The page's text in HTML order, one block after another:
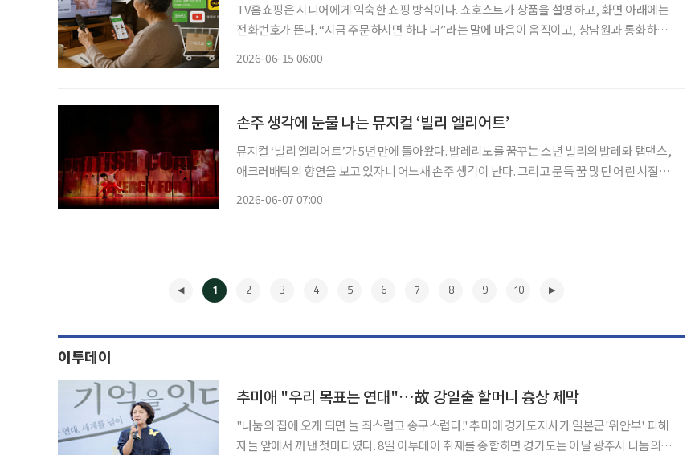
TV홈쇼핑은 시니어에게 익숙한 쇼핑 방식이다. 쇼호스트가 상품을 설명하고, 화면 아래에는
전화번호가 뜬다. “지금 주문하시면 하나 더”라는 말에 마음이 움직이고, 상담원과 통화하며
2026-06-15 06:00
손주 생각에 눈물 나는 뮤지컬 ‘빌리 엘리어트’
뮤지컬 ‘빌리 엘리어트’가 5년 만에 돌아왔다. 발레리노를 꿈꾸는 소년 빌리의 발레와 탭댄스,
애크러배틱의 향연을 보고 있자니 어느새 손주 생각이 난다. 그리고 문득 꿈 많던 어린 시절의
2026-06-07 07:00
1 2 3 4 5 6 7 8 9 10
이투데이
추미애 "우리 목표는 연대"…故 강일출 할머니 흉상 제막
"나눔의 집에 오게 되면 늘 죄스럽고 송구스럽다." 추미애 경기도지사가 일본군'위안부' 피해
자들 앞에서 꺼낸 첫마디였다. 8일 이투데이 취재를 종합하면 경기도는 이날 광주시 나눔의